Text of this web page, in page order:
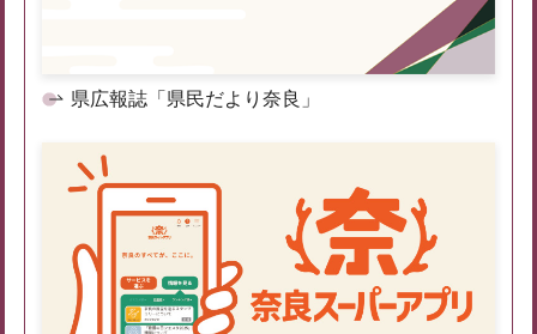
県広報誌「県民だより奈良」